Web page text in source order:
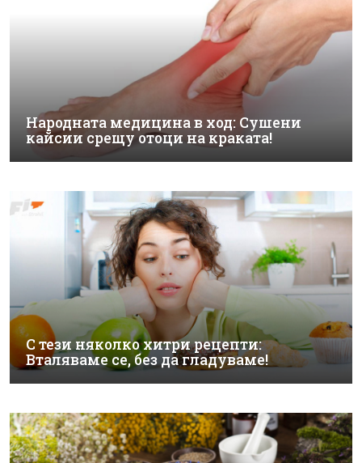
Народната медицина в ход: Сушени
кайсии срещу отоци на краката!
С тези няколко хитри рецепти:
Вталяваме се, без да гладуваме!